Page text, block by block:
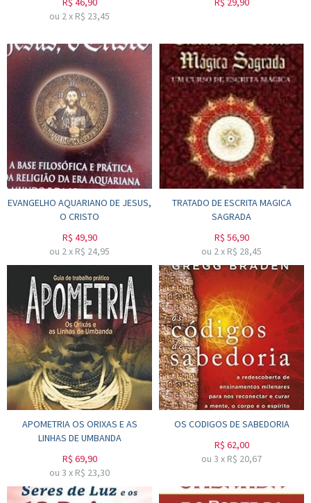
ou 2x R$ 23,45
EVANGELHO AQUARIANO DE JESUS,
O CRISTO
R$ 49,90
ou 2x R$ 24,95
TRATADO DE ESCRITA MAGICA
SAGRADA
R$ 56,90
ou 2x R$ 28,45
APOMETRIA OS ORIXAS E AS
LINHAS DE UMBANDA
R$ 69,90
ou 3 x R$ 23,30
OS CODIGOS DE SABEDORIA
R$ 62,00
ou 3 x R$ 20,67